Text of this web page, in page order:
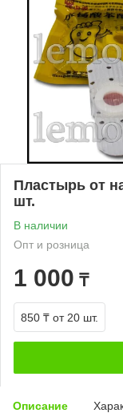
Пластырь от
шт.
В наличии
Опт и розница
1 000 ₸
850 ₸ от 20 шт.
Описание